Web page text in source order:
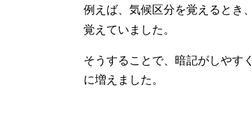
例えば、気候区分を覚えるとき
覚えていました。
そうすることで、暗記がしやす
に増えました。